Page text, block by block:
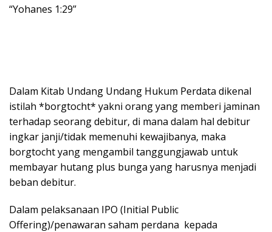
“Yohanes 1:29”
Dalam Kitab Undang Undang Hukum Perdata dikenal
istilah *borgtocht* yakni orang yang memberi jaminan
terhadap seorang debitur, di mana dalam hal debitur
ingkar janji/tidak memenuhi kewajibanya, maka
borgtocht yang mengambil tanggungjawab untuk
membayar hutang plus bunga yang harusnya menjadi
beban debitur.
Dalam pelaksanaan IPO (Initial Public
Offering)/penawaran saham perdana kepada